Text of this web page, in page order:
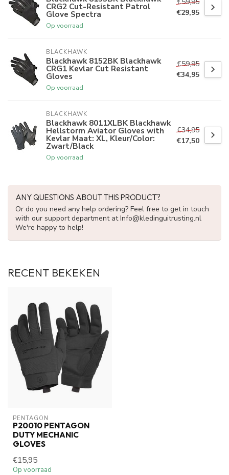
CRG2 Cut-Resistant Patrol
Glove Spectra
Op voorraad
€29,95
BLACKHAWK
Blackhawk 8152BK Blackhawk
CRG1 Kevlar Cut Resistant
Gloves
Op voorraad
€59,95
€34,95
BLACKHAWK
Blackhawk 8011XLBK Blackhawk
Hellstorm Aviator Gloves with
Kevlar Maat: XL, Kleur/Color:
Zwart/Black
Op voorraad
€34,95
€17,50
ANY QUESTIONS ABOUT THIS PRODUCT?
Or do you need any help ordering? Feel free to get in touch
with our support department atInfo@kledinguitrusting.nl
We're happy to help!
RECENT BEKEKEN
PENTAGON
P20010 PENTAGON
DUTY MECHANIC
GLOVES
€15,95
Op voorraad